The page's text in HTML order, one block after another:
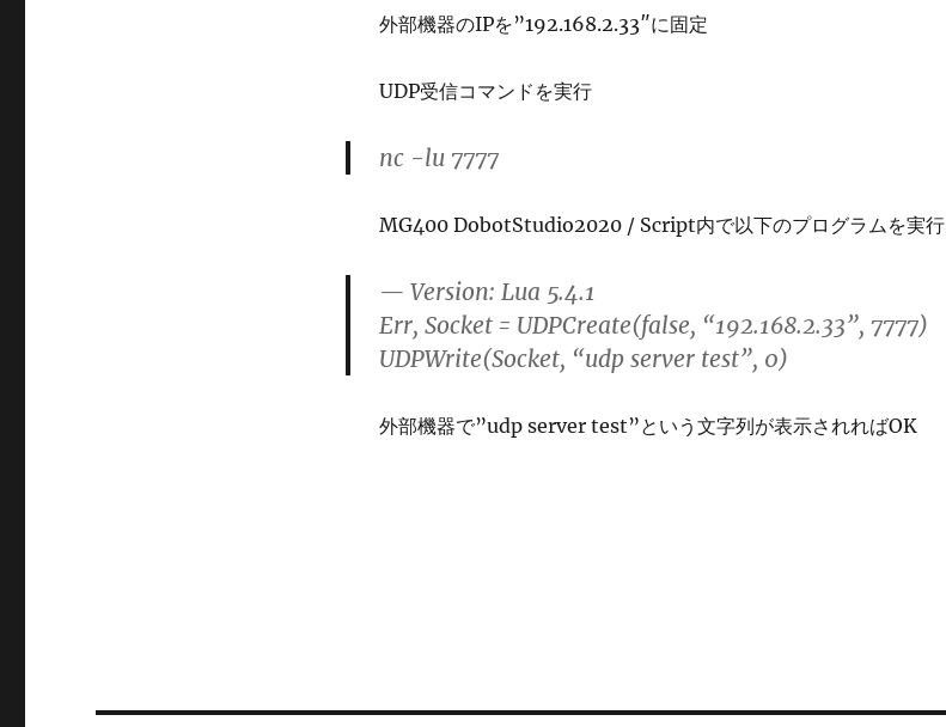
外部機器のIPを”192.168.2.33″に固定
UDP受信コマンドを実行
nc -lu 7777
MG400 DobotStudio2020 / Script内で以下のプログラムを実行
— Version: Lua 5.4.1
Err, Socket = UDPCreate(false, “192.168.2.33”, 7777)
UDPWrite(Socket, “udp server test”, 0)
外部機器で”udp server test”という文字列が表示されればOK